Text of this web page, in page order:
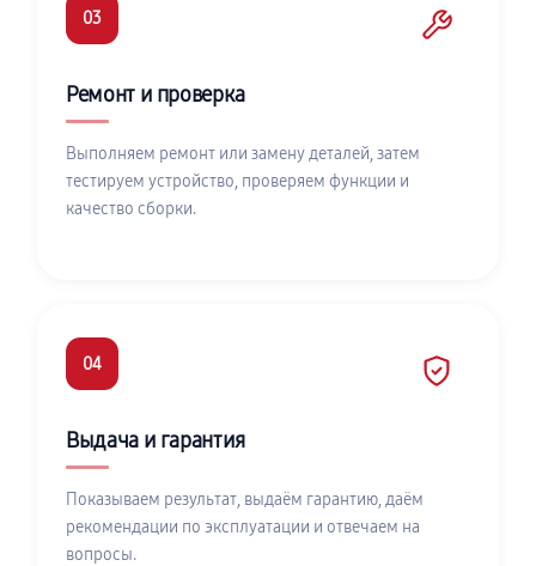
03
Ремонт и проверка
Выполняем ремонт или замену деталей, затем
тестируем устройство, проверяем функции и
качество сборки.
04
Выдача и гарантия
Показываем результат, выдаём гарантию, даём
рекомендации по эксплуатации и отвечаем на
вопросы.